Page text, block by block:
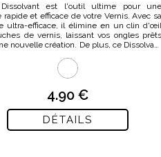
est l'outil ultime pour une
rapide et efficace de votre Vernis. Avec sa
ultra-efficace, il élimine en un clin d'œil
de vernis, laissant vos ongles prêts
nouvelle création. De plus, ce Dissolvant
4.90 €
DÉTAILS